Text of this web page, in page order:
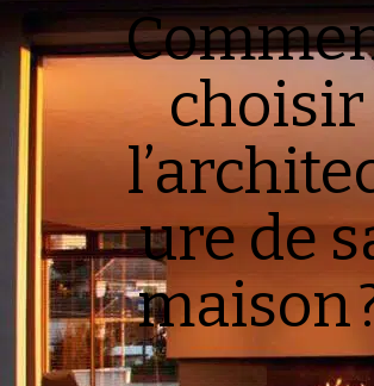
choisir
ure de
maison